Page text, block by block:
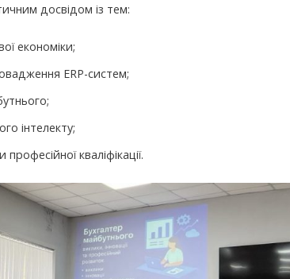
досвідом із тем:
економіки;
ERP-систем;
інтелекту;
кваліфікації.